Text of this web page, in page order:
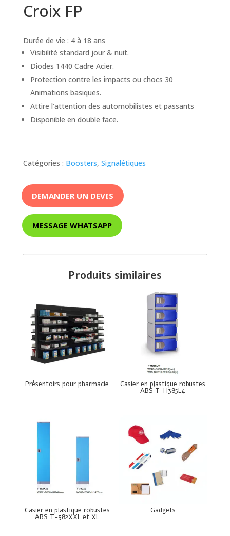
Croix FP
Durée de vie : 4 à 18 ans
Visibilité standard jour & nuit.
Diodes 1440 Cadre Acier.
Protection contre les impacts ou chocs 30
Animations basiques.
Attire l’attention des automobilistes et passants
Disponible en double face.
Catégories : Boosters, Signalétiques
DEMANDER UN DEVIS
MESSAGE WHATSAPP
Produits similaires
Présentoirs pour pharmacie Casier en plastique robustes
ABS T-H385L4
Casier en plastique robustes
ABS T-382XXL et XL
Gadgets